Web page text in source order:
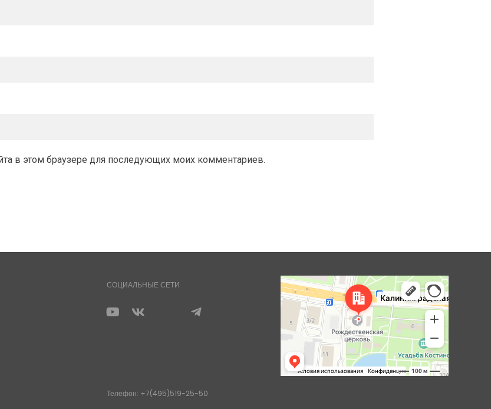
в этом браузере для последующих моих комментариев.
СОЦИАЛЬНЫЕ СЕТИ
Королёв
Яндекс Карты — транспорт, навигация, поиск мест
Телефон: +7(495)519-25-50